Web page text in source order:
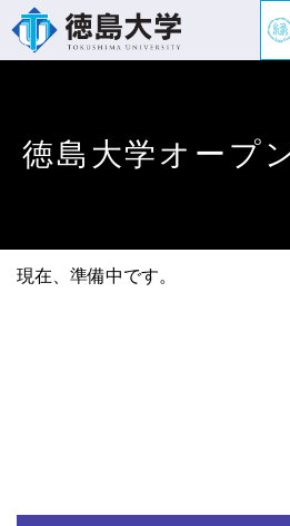
徳島大学オープ
現在、準備中です。